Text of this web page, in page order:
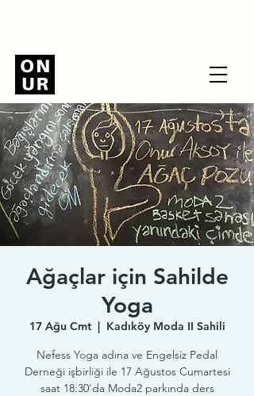
Ağaçlar için Sahilde
Yoga
17 Ağu Cmt
  |
Kadıköy Moda II Sahili
Nefess Yoga adına ve Engelsiz Pedal
Derneği işbirliği ile 17 Ağustos Cumartesi
saat 18:30'da Moda2 parkında ders